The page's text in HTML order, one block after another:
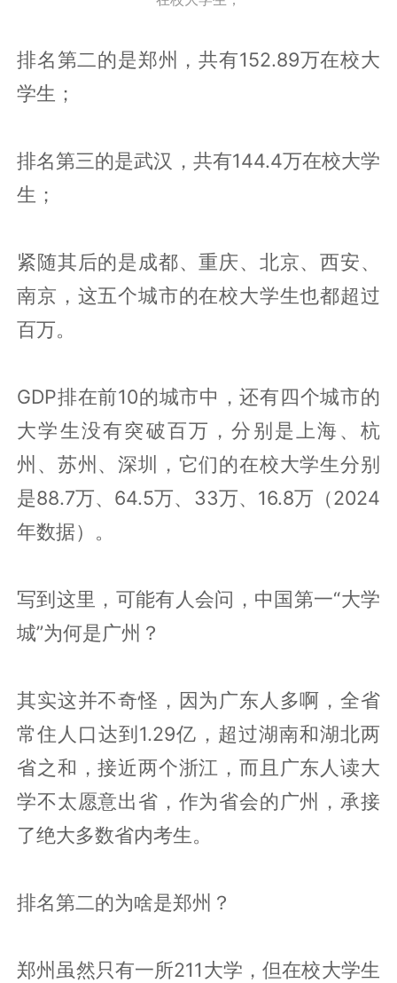
排名第二的是郑州，共有152.89万在校大
学生；
排名第三的是武汉，共有144.4万在校大学
生；
紧随其后的是成都、重庆、北京、西安、
南京，这五个城市的在校大学生也都超过
百万。
GDP排在前10的城市中，还有四个城市的
大学生没有突破百万，分别是上海、杭
州、苏州、深圳，它们的在校大学生分别
是88.7万、64.5万、33万、16.8万（2024
年数据）。
写到这里，可能有人会问，中国第一“大学
城”为何是广州？
其实这并不奇怪，因为广东人多啊，全省
常住人口达到1.29亿，超过湖南和湖北两
省之和，接近两个浙江，而且广东人读大
学不太愿意出省，作为省会的广州，承接
了绝大多数省内考生。
排名第二的为啥是郑州？
郑州虽然只有一所211大学，但在校大学生